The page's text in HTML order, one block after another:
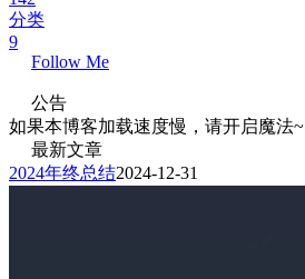
分类
9
Follow Me
公告
如果本博客加载速度慢，请开启魔法~
最新文章
2024年终总结2024-12-31